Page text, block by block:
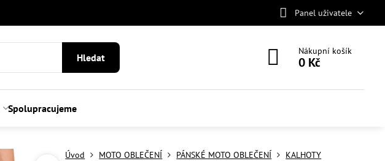
Panel uživatele
Hledat
Nákupní košík
0 Kč
Spolupracujeme
Úvod MOTO OBLEČENÍ PÁNSKÉ MOTO OBLEČENÍ KALHOTY